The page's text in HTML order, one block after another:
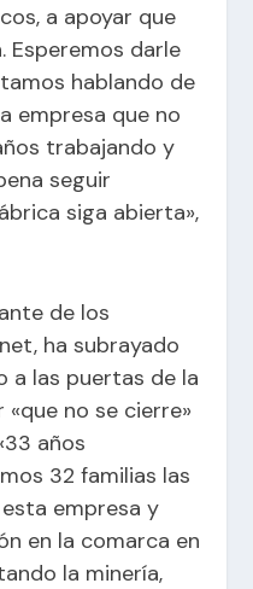
a apoyar que
Esperemos darle
hablando de
empresa que no
trabajando y
seguir
siga abierta»,
de los
ha subrayado
a las puertas de la
no se cierre»
años
32 familias las
empresa y
en la comarca en
la minería,